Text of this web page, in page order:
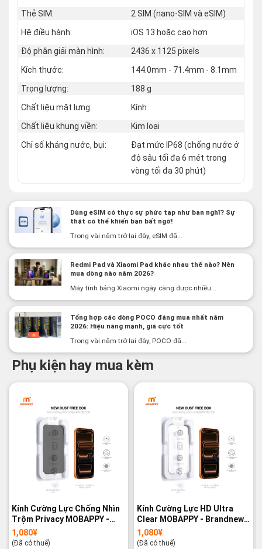
Thẻ SIM:
2 SIM (nano‑SIM và eSIM)
Hệ điều hành:
iOS 13 hoặc cao hơn
Độ phân giải màn hình:
2436 x 1125 pixels
Kích thước:
144.0mm - 71.4mm - 8.1mm
Trọng lượng:
188 g
Chất liệu mặt lưng:
Kính
Chất liệu khung viền:
Kim loại
Chỉ số kháng nước, bụi:
Đạt mức IP68 (chống nước ở
độ sâu tối đa 6 mét trong
vòng tối đa 30 phút)
Dùng eSIM có thực sự phức tạp như bạn nghĩ? Sự
thật có thể khiến bạn bất ngờ!
Trong vài năm trở lại đây, eSIM đã...
Redmi Pad và Xiaomi Pad khác nhau thế nào? Nên
mua dòng nào năm 2026?
Máy tính bảng Xiaomi ngày càng được nhiều...
Tổng hợp các dòng POCO đáng mua nhất năm
2026: Hiệu năng mạnh, giá cực tốt
Trong vài năm trở lại đây, POCO đã...
Phụ kiện hay mua kèm
Kính Cường Lực Chống Nhìn
Trộm Privacy MOBAPPY -
Brandnew 100%
1,080¥
(Đã có thuế)
Kính Cường Lực HD Ultra
Clear MOBAPPY - Brandnew
100%
1,080¥
(Đã có thuế)